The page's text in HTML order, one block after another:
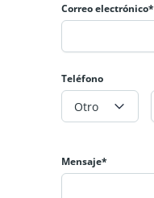
Correo electrónico*
Teléfono
Otro
Mensaje*